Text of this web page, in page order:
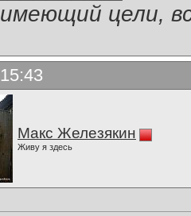
цели,
Макс Железякин
Живу я здесь